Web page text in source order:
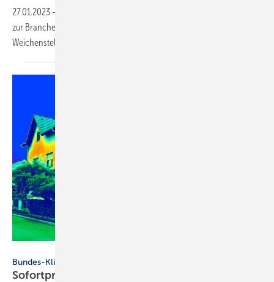
27.01.2023 -
zur Branchenentwicklung vorgelegt und fordert von der Politik klare
Weichenstellungen im
Bundes-Klimaschutzgesetz
Sofortprogramm: Wärmepumpen und